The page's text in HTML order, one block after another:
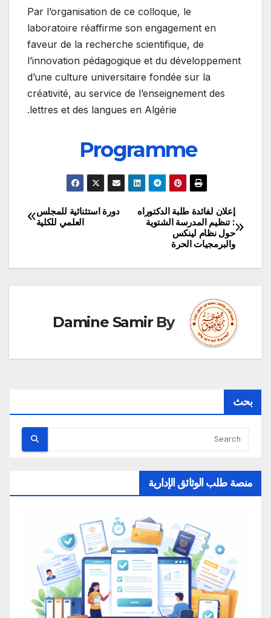
Par l’organisation de ce colloque, le
laboratoire réaffirme son engagement en
faveur de la recherche scientifique, de
l’innovation pédagogique et du développement
d’une culture universitaire fondée sur la
créativité, au service de l’enseignement des
lettres et des langues en Algérie.
Programme
تصفّح
المقالات
دورة استثنائية للمجلس
العلمي للكلية
إعلان لفائدة طلبة الدكتوراه
: تنظيم المدرسة الشتوية
حول نظام لينكس
والبرمجيات الحرة
By
Damine Samir
بحث
منصة طلب الوثائق الإدارية